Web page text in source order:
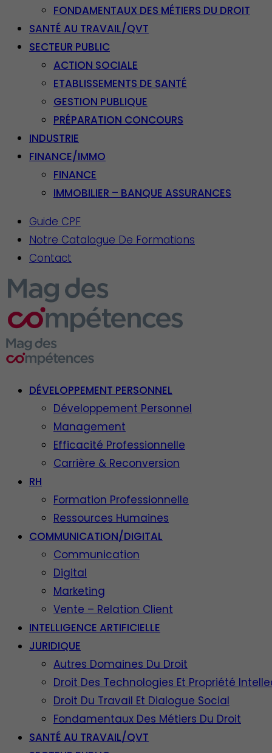
FONDAMENTAUX DES MÉTIERS DU DROIT
SANTÉ AU TRAVAIL/QVT
SECTEUR PUBLIC
ACTION SOCIALE
ETABLISSEMENTS DE SANTÉ
GESTION PUBLIQUE
PRÉPARATION CONCOURS
INDUSTRIE
FINANCE/IMMO
FINANCE
IMMOBILIER – BANQUE ASSURANCES
Guide CPF
Notre Catalogue De Formations
Contact
DÉVELOPPEMENT PERSONNEL
Développement Personnel
Management
Efficacité Professionnelle
Carrière & Reconversion
RH
Formation Professionnelle
Ressources Humaines
COMMUNICATION/DIGITAL
Communication
Digital
Marketing
Vente – Relation Client
INTELLIGENCE ARTIFICIELLE
JURIDIQUE
Autres Domaines Du Droit
Droit Des Technologies Et Propriété
Droit Du Travail Et Dialogue Social
Fondamentaux Des Métiers Du Droit
SANTÉ AU TRAVAIL/QVT